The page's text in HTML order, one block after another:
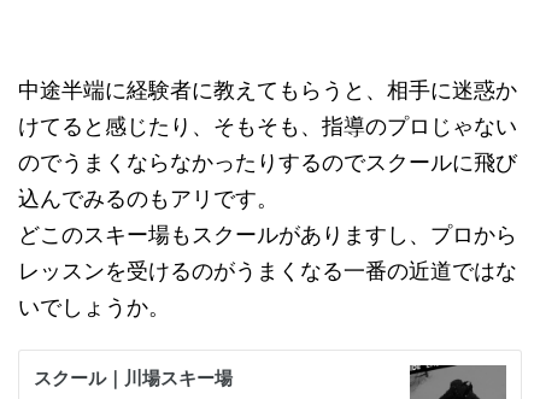
中途半端に経験者に教えてもらうと、相手に迷惑か
けてると感じたり、そもそも、指導のプロじゃない
のでうまくならなかったりするのでスクールに飛び
込んでみるのもアリです。
どこのスキー場もスクールがありますし、プロから
レッスンを受けるのがうまくなる一番の近道ではな
いでしょうか。